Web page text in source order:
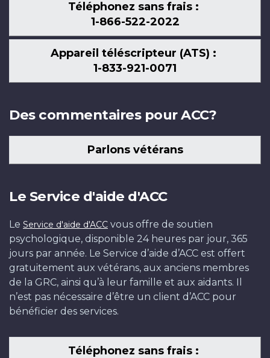
Téléphonez sans frais :
1-866-522-2022
Appareil téléscripteur (ATS) :
1-833-921-0071
Des commentaires pour ACC?
Parlons vétérans
Le Service d'aide d'ACC
Le Service d'aide d'ACC vous offre de soutien
psychologique, disponible 24 heures par jour, 365
jours par année. Le Service d’aide d’ACC est offert
gratuitement aux vétérans, aux anciens membres
de la GRC, ainsi qu’à leur famille et aux aidants. Il
n’est pas nécessaire d’être un client d’ACC pour
bénéficier des services.
Téléphonez sans frais :